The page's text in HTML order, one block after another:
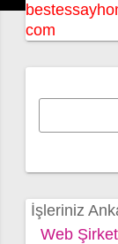
com
İşleriniz
Web